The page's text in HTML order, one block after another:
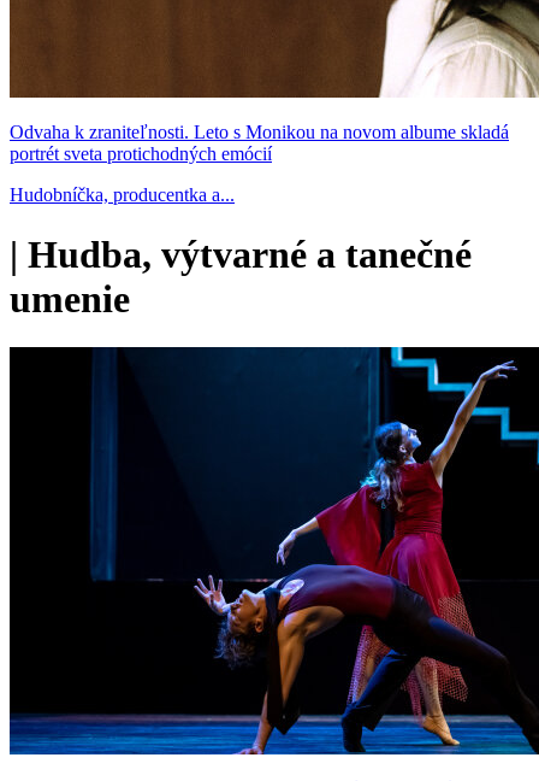
Odvaha k zraniteľnosti. Leto s Monikou na novom albume skladá
portrét sveta protichodných emócií
Hudobníčka, producentka a...
| Hudba, výtvarné a tanečné
umenie